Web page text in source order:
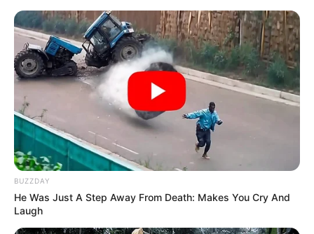
BUZZDAY
He Was Just A Step Away From Death: Makes You Cry And
Laugh